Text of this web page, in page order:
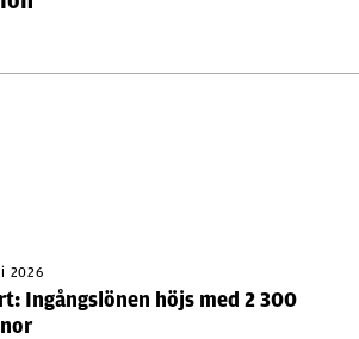
2026
Ingångslönen höjs med 2 300